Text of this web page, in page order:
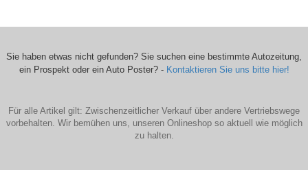
Sie haben etwas nicht gefunden? Sie suchen eine bestimmte Autozeitung,
ein Prospekt oder ein Auto Poster? - Kontaktieren Sie uns bitte hier!
Für alle Artikel gilt: Zwischenzeitlicher Verkauf über andere Vertriebswege
vorbehalten. Wir bemühen uns, unseren Onlineshop so aktuell wie möglich
zu halten.